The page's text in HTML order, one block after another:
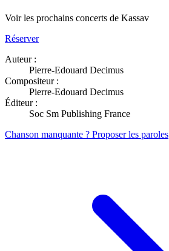
Voir les prochains concerts de Kassav
Réserver
Auteur :
Pierre-Edouard Decimus
Compositeur :
Pierre-Edouard Decimus
Éditeur :
Soc Sm Publishing France
Chanson manquante ? Proposer les paroles